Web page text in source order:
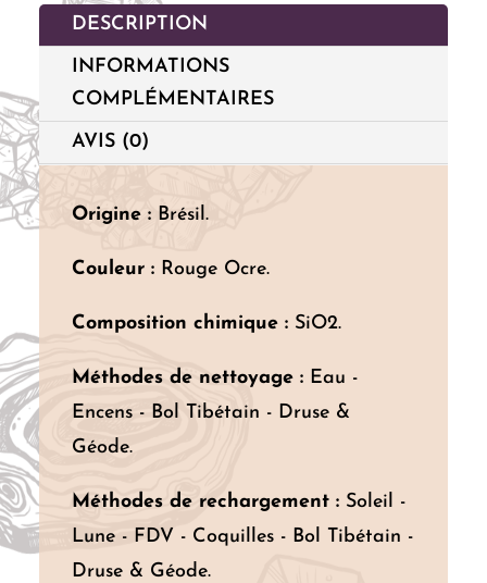
DESCRIPTION
INFORMATIONS
COMPLÉMENTAIRES
AVIS (0)
Origine :Brésil.
Couleur :Rouge Ocre.
Composition chimique :SiO2.
Méthodes de nettoyage :Eau -
Encens - Bol Tibétain - Druse &
Géode.
Méthodes de rechargement :Soleil -
Lune - FDV - Coquilles - Bol Tibétain -
Druse & Géode.